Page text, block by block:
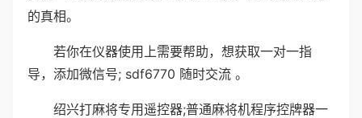
的真相。
若你在仪器使用上需要帮助，想获取一对一指
导，添加微信号; sdf6770 随时交流 。
绍兴打麻将专用遥控器;普通麻将机程序控牌器一